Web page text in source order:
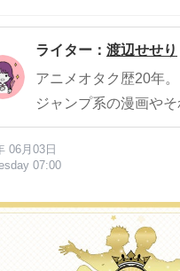
ライター： 渡辺せせり
アニメオタク歴20年
ジャンプ系の漫画や
06月03日
07:00